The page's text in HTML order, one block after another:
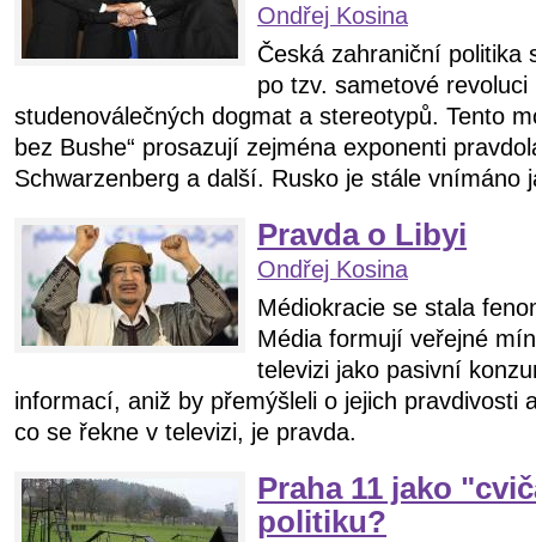
Ondřej Kosina
Česká zahraniční politika
po tzv. sametové
studenoválečných dogmat a stereotypů. Tento
bez Bushe“ prosazují zejména exponenti
Schwarzenberg a další. Rusko je stále vnímáno
Pravda o Libyi
Ondřej Kosina
Médiokracie se stala
Média formují veřejné
televizi jako pasivní
informací, aniž by přemýšleli o jejich pravdivosti
co se řekne v televizi, je pravda.
Praha 11 jako
politiku?